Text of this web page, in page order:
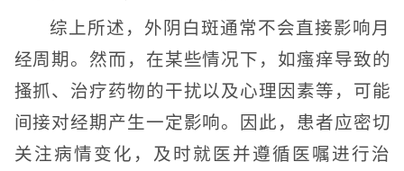
综上所述，外阴白斑通常不会直接影响月
经周期。然而，在某些情况下，如瘙痒导致的
搔抓、治疗药物的干扰以及心理因素等，可能
间接对经期产生一定影响。因此，患者应密切
关注病情变化，及时就医并遵循医嘱进行治